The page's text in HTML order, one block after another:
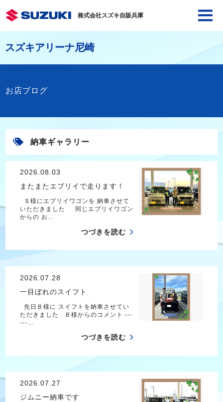
株式会社スズキ自販兵庫
スズキアリーナ尼崎
お店ブログ
納車ギャラリー
2026.08.03
またまたエブリイで走ります！
Ｓ様にエブリイワゴンを 納車させて
いただきました 同じエブリイワゴン
からの お…
つづきを読む
2026.07.28
一目ぼれのスイフト
先日Ｂ様に スイフトを納車させてい
ただきました Ｂ様からのコメント ---
---…
つづきを読む
2026.07.27
ジムニー納車です